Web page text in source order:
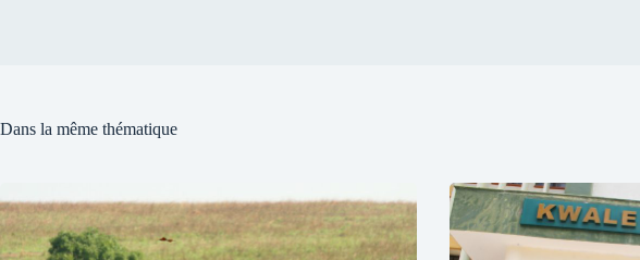
Dans la même thématique